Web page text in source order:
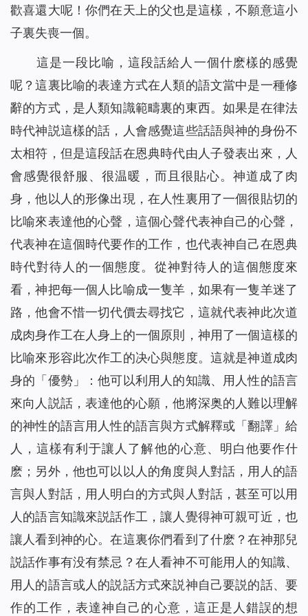
歡喜還大呢！你們在天上的父也是這樣，不願意這小
子裏失喪一個。
這是一段比喻，這段話給人一個什麽樣的感覺
呢？這裏比喻的表達方式在人類的語文當中是一種修
辭的方式，是人類知識範疇裏的東西。如果是在律法
時代神説這樣的話，人會感覺這些話語與神的身份不
太相符，但是這段話在恩典時代由人子發表出來，人
會感覺很舒服、很温暖，而且很貼心。神道成了肉
身，他以人的形像出現，在人性裏用了一個很貼切的
比喻來表達他的心聲，這個心聲代表神自己的心聲，
代表神在這個時代要作的工作，也代表神自己在恩典
時代對待人的一個態度。從神對待人的這個態度來
看，神把每一個人比喻成一隻羊，如果有一隻羊迷了
路，他會不惜一切代價去尋找它，這就代表神此次道
成肉身作工在人身上的一個原則，神用了一個這樣的
比喻來形容此次作工的决心與態度。這就是神道成肉
身的「優勢」：他可以利用人的知識、用人性的語言
來向人説話，表達他的心願，他將深奥的人難以理解
的神性的語言用人性的語言與方式解釋或「翻譯」給
人，這樣有利于讓人了解他的心意、明白他要作什
麽；另外，他也可以以人的角度與人對話，用人的語
言與人對話，用人明白的方式與人對話，甚至可以用
人的語言知識來説話作工，讓人覺得神可親可近，也
讓人看到神的心。在這裏你們看到了什麽？在神那兒
説話作事有没有禁忌？在人看神不可能用人的知識、
用人的語言或人的説話方式來説神自己要説的話、要
作的工作，表達神自己的心意，這正是人錯誤的想